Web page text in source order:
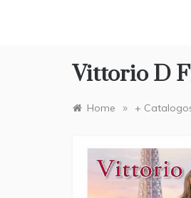
Vittorio D
Home » +